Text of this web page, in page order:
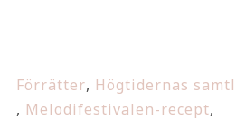
Förrätter, Högtidernas
, Melodifestivalen-recept,